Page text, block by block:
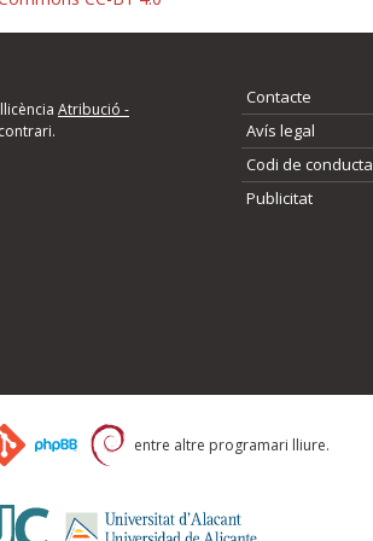
que
Atribució -
Contacte
Avís legal
Codi de conducta
Publicitat
entre altre programari lliure.